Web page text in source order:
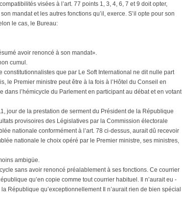
visées à l’art. 77 points 1, 3, 4, 6, 7 et 9 doit opter,
mandat et les autres fonctions qu’il, exerce. S’il opte pour son
le cas, le Bureau:
avoir renoncé à son mandat».
cumul.
que par Le Soft International ne dit nulle part
le Premier ministre peut être à la fois à l’Hôtel du Conseil en
l’hémicycle du Parlement en participant au débat et en votant
jour de la prestation de serment du Président de la République
provisoires des Législatives par la Commission électorale
nationale conformément à l’art. 78 ci-dessus, aurait dû recevoir
nationale le choix opéré par le Premier ministre, ses ministres,
ambigüe.
sans avoir renoncé préalablement à ses fonctions. Ce courrier
qu’en copie comme tout courrier habituel. Il n’aurait eu -
République qu’exceptionnellement Il n’aurait rien de bien spécial